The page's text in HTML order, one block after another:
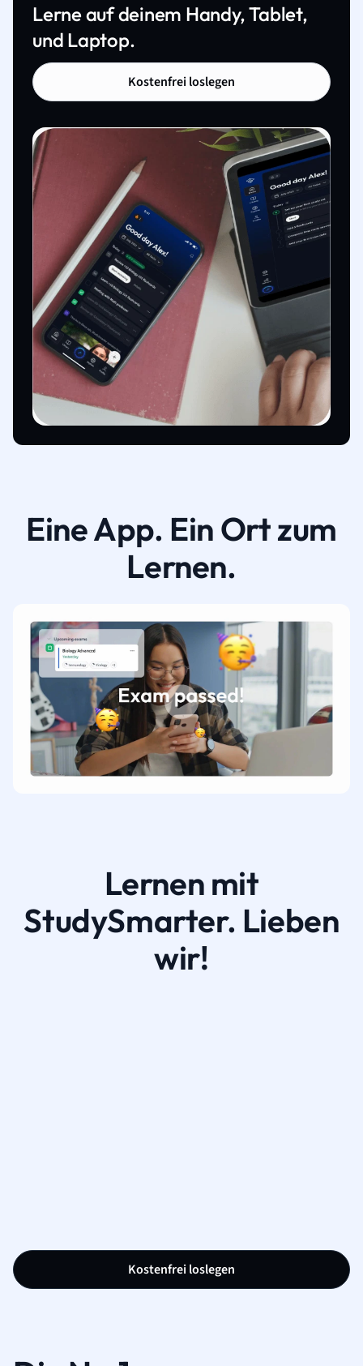
Lerne auf deinem Handy, Tablet,
und Laptop.
Kostenfrei loslegen
Eine App. Ein Ort zum
Lernen.
Lernen mit
StudySmarter. Lieben
wir!
Kostenfrei loslegen